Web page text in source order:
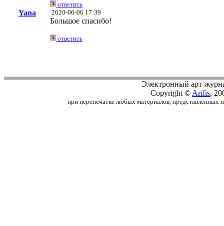
ответить
Yana 2020-06-06 17:39
Большое спасибо!
ответить
Электронный арт-
Copyright © Arifis,
при перепечатке любых материалов, представленных